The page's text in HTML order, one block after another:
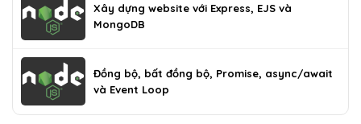
Xây dựng website với Express, EJS và
MongoDB
Đồng bộ, bất đồng bộ, Promise, async/await
và Event Loop